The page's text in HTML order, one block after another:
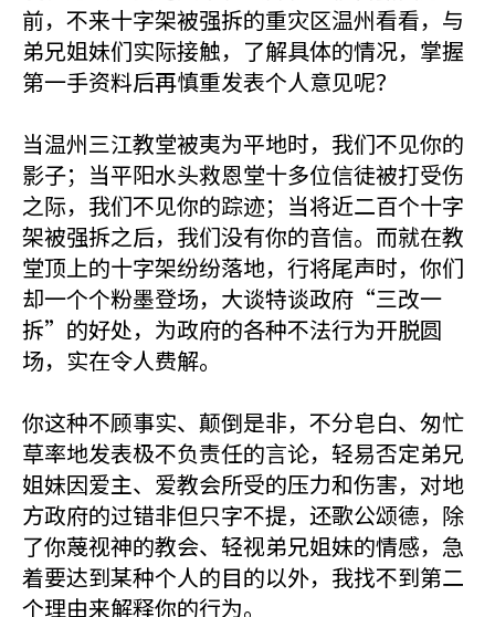
前，不来十字架被强拆的重灾区温州看看，与
弟兄姐妹们实际接触，了解具体的情况，掌握
第一手资料后再慎重发表个人意见呢？
当温州三江教堂被夷为平地时，我们不见你的
影子；当平阳水头救恩堂十多位信徒被打受伤
之际，我们不见你的踪迹；当将近二百个十字
架被强拆之后，我们没有你的音信。而就在教
堂顶上的十字架纷纷落地，行将尾声时，你们
却一个个粉墨登场，大谈特谈政府“三改一
拆”的好处，为政府的各种不法行为开脱圆
场，实在令人费解。
你这种不顾事实、颠倒是非，不分皂白、匆忙
草率地发表极不负责任的言论，轻易否定弟兄
姐妹因爱主、爱教会所受的压力和伤害，对地
方政府的过错非但只字不提，还歌公颂德，除
了你蔑视神的教会、轻视弟兄姐妹的情感，急
着要达到某种个人的目的以外，我找不到第二
个理由来解释你的行为。